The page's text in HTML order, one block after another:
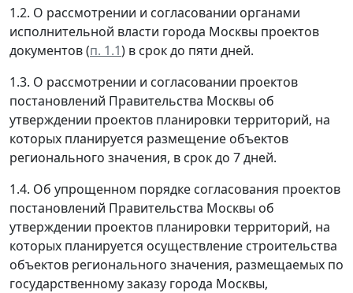
1.2. О рассмотрении и согласовании органами
исполнительной власти города Москвы проектов
документов (п. 1.1) в срок до пяти дней.
1.3. О рассмотрении и согласовании проектов
постановлений Правительства Москвы об
утверждении проектов планировки территорий, на
которых планируется размещение объектов
регионального значения, в срок до 7 дней.
1.4. Об упрощенном порядке согласования проектов
постановлений Правительства Москвы об
утверждении проектов планировки территорий, на
которых планируется осуществление строительства
объектов регионального значения, размещаемых по
государственному заказу города Москвы,